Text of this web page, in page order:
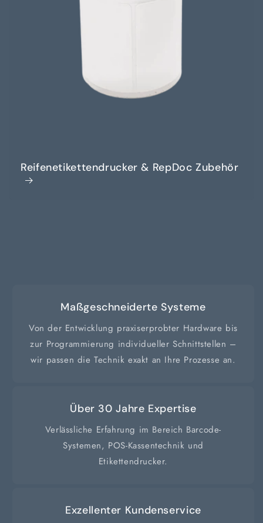
Reifenetikettendrucker & RepDoc Zubehör
Maßgeschneiderte Systeme
Von der Entwicklung praxiserprobter Hardware bis
zur Programmierung individueller Schnittstellen –
wir passen die Technik exakt an Ihre Prozesse an.
Über 30 Jahre Expertise
Verlässliche Erfahrung im Bereich Barcode-
Systemen, POS-Kassentechnik und
Etikettendrucker.
Exzellenter Kundenservice